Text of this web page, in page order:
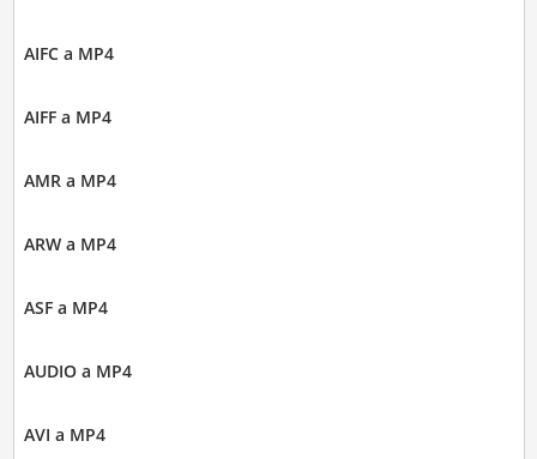
AIFC a MP4
AIFF a MP4
AMR a MP4
ARW a MP4
ASF a MP4
AUDIO a MP4
AVI a MP4